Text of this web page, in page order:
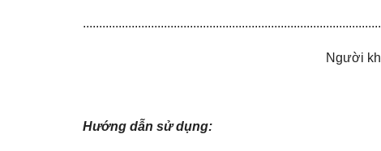
Người
Hướng dẫn sử dụng: